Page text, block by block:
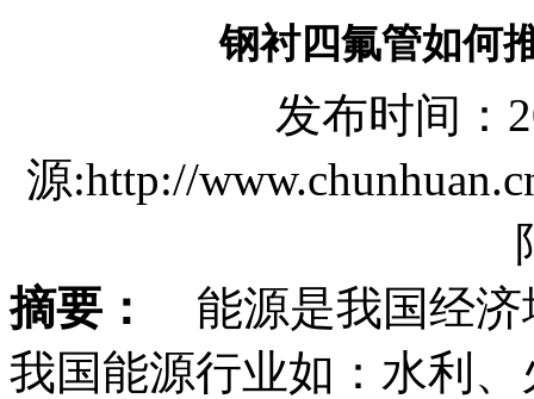
钢衬四氟管如何
发布时间：
源:http://
摘要：
能源是我国经济
我国能源行业如：水利